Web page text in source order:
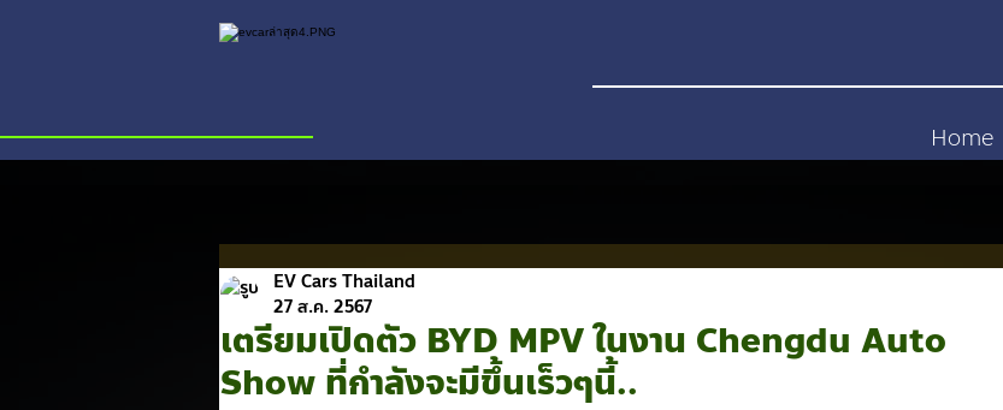
Home
เตรียมเปิดตัว BYD MPV ในงาน Chengdu Auto
Show ที่กำลังจะมีขึ้นเร็วๆนี้..
EV Cars Thailand
27 ส.ค. 2567